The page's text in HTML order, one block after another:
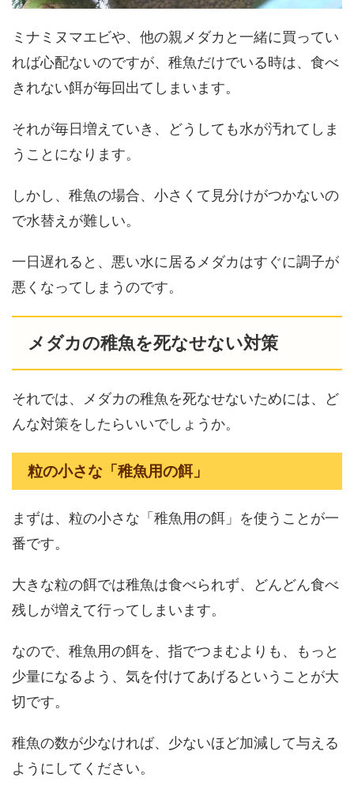
ミナミヌマエビや、他の親メダカと一緒に買ってい
れば心配ないのですが、稚魚だけでいる時は、食べ
きれない餌が毎回出てしまいます。
それが毎日増えていき、どうしても水が汚れてしま
うことになります。
しかし、稚魚の場合、小さくて見分けがつかないの
で水替えが難しい。
一日遅れると、悪い水に居るメダカはすぐに調子が
悪くなってしまうのです。
メダカの稚魚を死なせない対策
それでは、メダカの稚魚を死なせないためには、ど
んな対策をしたらいいでしょうか。
粒の小さな「稚魚用の餌」
まずは、粒の小さな「稚魚用の餌」を使うことが一
番です。
大きな粒の餌では稚魚は食べられず、どんどん食べ
残しが増えて行ってしまいます。
なので、稚魚用の餌を、指でつまむよりも、もっと
少量になるよう、気を付けてあげるということが大
切です。
稚魚の数が少なければ、少ないほど加減して与える
ようにしてください。